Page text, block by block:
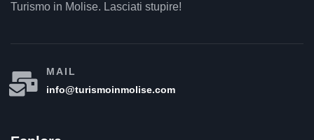
Turismo in Molise. Lasciati stupire!
MAIL
info@turismoinmolise.com